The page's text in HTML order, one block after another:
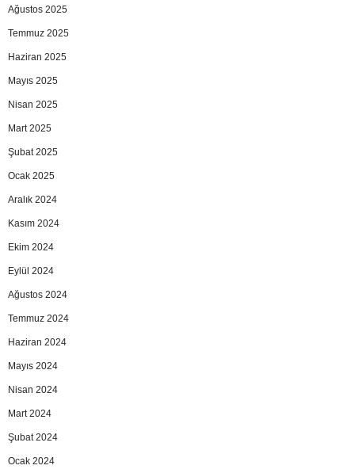
Ağustos 2025
Temmuz 2025
Haziran 2025
Mayıs 2025
Nisan 2025
Mart 2025
Şubat 2025
Ocak 2025
Aralık 2024
Kasım 2024
Ekim 2024
Eylül 2024
Ağustos 2024
Temmuz 2024
Haziran 2024
Mayıs 2024
Nisan 2024
Mart 2024
Şubat 2024
Ocak 2024